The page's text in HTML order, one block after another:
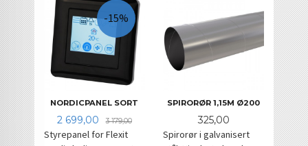
NORDICPANEL SORT
Tilbud
2 699,00 3 179,00Rabatt
-15%
Styrepanel for Flexit
SPIRORØR 1,15M Ø200
Pris
325,00
Spirorør i galvanisert